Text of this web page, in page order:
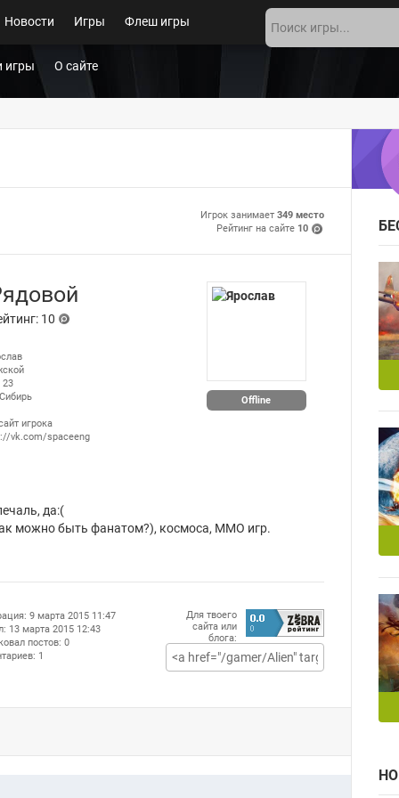
Новости Игры Флеш игры
игры О сайте
Игрок занимает 349 место
Рейтинг на сайте 10
ints
10
23
игрока
vk.com/spaceeng
Offline
да:(
можно быть фанатом?), космоса, ММО игр.
9 марта 2015 11:47
13 марта 2015 12:43
постов: 0
1
Для твоего
сайта или
блога: